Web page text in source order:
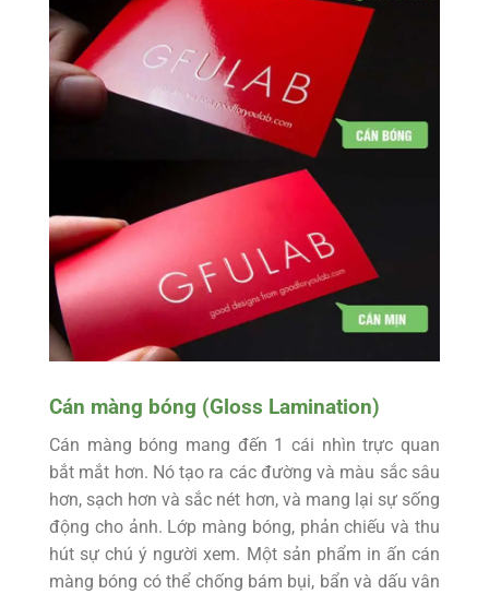
Cán màng bóng (Gloss Lamination)
Cán màng bóng mang đến 1 cái nhìn trực quan
bắt mắt hơn. Nó tạo ra các đường và màu sắc sâu
hơn, sạch hơn và sắc nét hơn, và mang lại sự sống
động cho ảnh. Lớp màng bóng, phản chiếu và thu
hút sự chú ý người xem. Một sản phẩm in ấn cán
màng bóng có thể chống bám bụi, bẩn và dấu vân